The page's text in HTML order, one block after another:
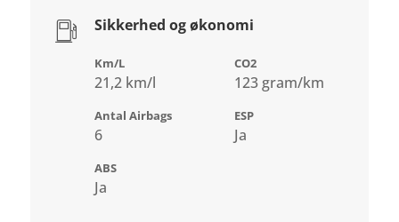
Sikkerhed og økonomi
Km/L
21,2 km/l
CO2
123 gram/km
Antal Airbags
6
ESP
Ja
ABS
Ja